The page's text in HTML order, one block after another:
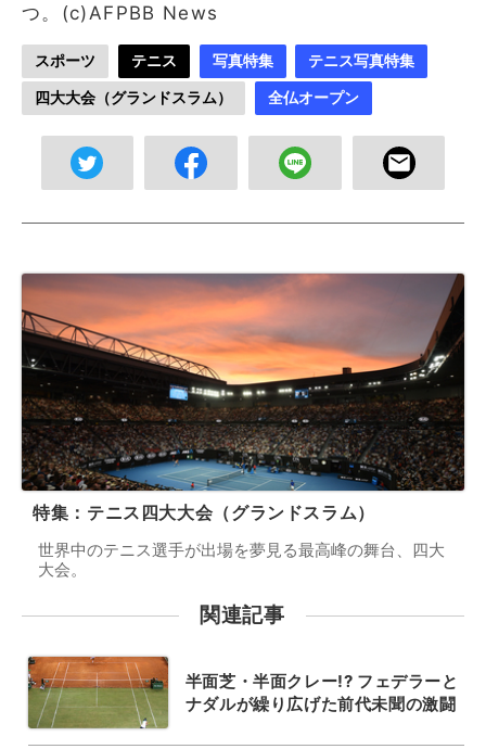
つ。(c)AFPBB News
スポーツ テニス 写真特集 テニス写真特集
四大大会（グランドスラム） 全仏オープン
特集：テニス四大大会（グランドスラム）
世界中のテニス選手が出場を夢見る最高峰の舞台、四大
大会。
関連記事
半面芝・半面クレー!? フェデラーと
ナダルが繰り広げた前代未聞の激闘